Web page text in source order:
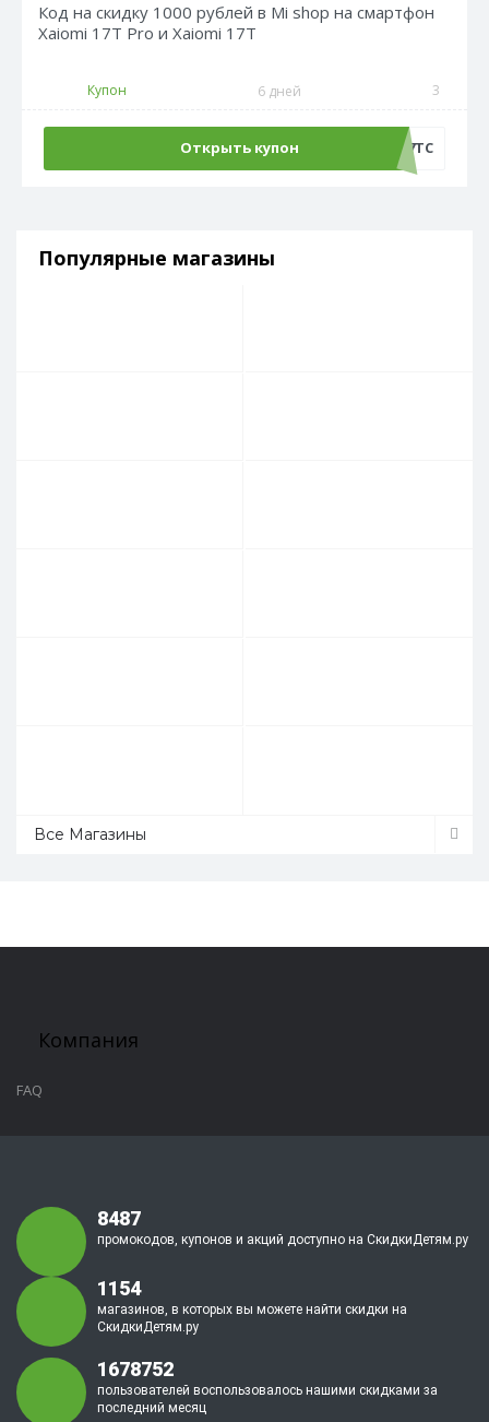
Код на скидку 1000 рублей в Mi shop на смартфон
Xaiomi 17T Pro и Xaiomi 17T
Купон 6 дней 3
Открыть купон AT17TC
Популярные магазины
Все Магазины
Компания
FAQ
8487
промокодов, купонов и акций доступно на СкидкиДетям.ру
1154
магазинов, в которых вы можете найти скидки на
СкидкиДетям.ру
1678752
пользователей воспользовалось нашими скидками за
последний месяц